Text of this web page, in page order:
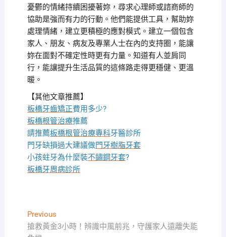
憂鬱的情緒持續困擾著妳，尋求心理師或諮商師的
協助是強而有力的行動。他們能提供工具，幫助妳
處理情緒，建立更積極的應對模式。建立一個包含
家人、朋友、病友及專業人士在內的支持圈，能讓
妳在面對不確定性時更有力量。知道有人並肩同
行，能讓提升生活品質的這條路走得更穩健、更溫
暖。
【其他文章推薦】
板橋牙齒矯正費用多少?
板橋根管治療推薦
請推薦板橋根管治療專科牙醫診所
門牙缺損過大建議做門牙樹脂牙套
小孩蛀牙為什麼裝不鏽鋼牙套?
板橋牙周病診所
文
章
PreviousPrevious
post:
搶救黃金3小時！辨識中風前兆，守護家人遠離失能